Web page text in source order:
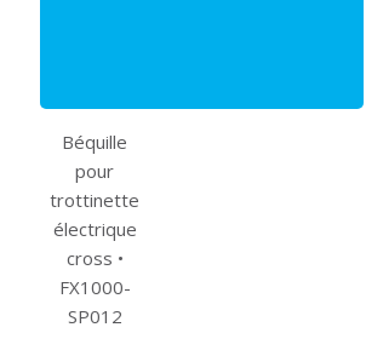
Béquille
pour
trottinette
électrique
cross •
FX1000-
SP012